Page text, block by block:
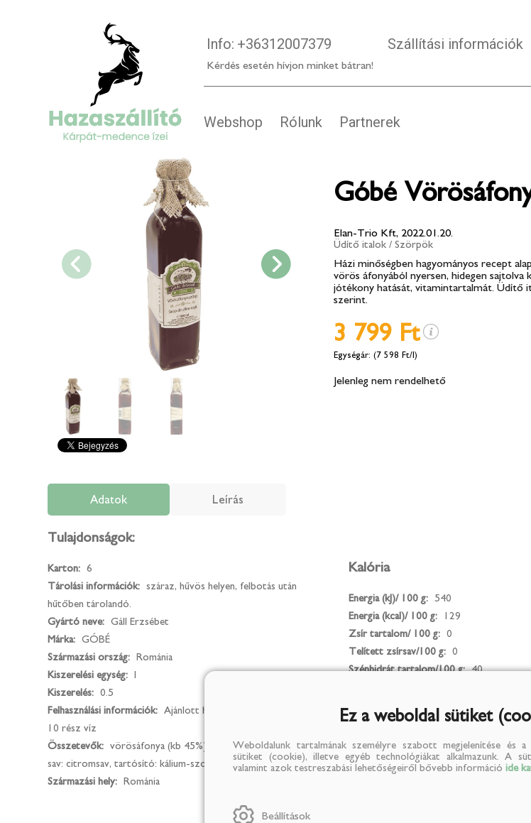
Info: +36312007379
Kérdés esetén hívjon minket bátran!
Szállítási információk
Webshop Rólunk Partnerek
Góbé
Elan-Trio Kft, 2022.01.20.
Üdítő italok / Szörpök
Házi minőségben hagyományos recept
vörös áfonyából nyersen, hidegen
jótékony hatását, vitamintartalmát. Üdítő
szerint.
3 799 Ft
(7 598 Ft/l)
Jelenleg nem rendelhető
Adatok Leírás
Tulajdonságok:
Karton:
6
Tárolási információk:
száraz, hűvös helyen, felbotás után
hűtőben tárolandó.
Gyártó neve:
Gáll Erzsébet
Márka:
GÓBÉ
Származási ország:
Románia
Kiszerelési egység:
Kiszerelés:
0.5
Felhasználási információk:
Ajánlott higitás 1 rész szörp+
10 rész víz
Összetevők:
vörösáfonya (kb 45%), víz, cukor, étkezési
sav: citromsav, tartósító: kálium-szorbát.
Származási hely:
Románia
Kalória
Energia (kJ)/ 100 g: 540
Energia (kcal)/ 100 g:
129
Zsír tartalom/ 100 g: 0
Telített zsírsav/100 g: 0
Szénhidrát tartalom/100 g: 40
Só tartalom/100 g: 0
Rost tartalom/100 g:
Ez a weboldal sütiket
Weboldalunk tartalmának személyre szabott megjelenítése és
sütiket (cookie), illetve egyéb technológiákat alkalmazunk. A
valamint azok testreszabási lehetőségeiről bővebb információ ide
Beállítások